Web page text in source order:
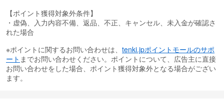
【ポイント獲得対象外条件】
・虚偽、入力内容不備、返品、不正、キャンセル、未入金が確認さ
れた場合
※ポイントに関するお問い合わせは、 tenki.jpポイントモールのサポ
ート までお問い合わせください。ポイントについて、広告主に直接
お問い合わせをした場合、ポイント獲得対象外となる場合がござい
ます。